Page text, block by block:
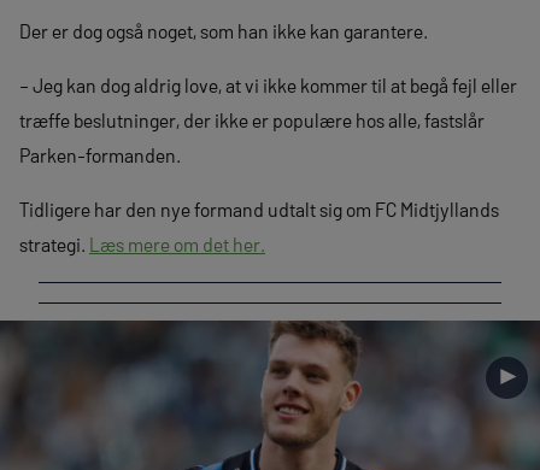
Der er dog også noget, som han ikke kan garantere.
– Jeg kan dog aldrig love, at vi ikke kommer til at begå fejl eller
træffe beslutninger, der ikke er populære hos alle, fastslår
Parken-formanden.
Tidligere har den nye formand udtalt sig om FC Midtjyllands
strategi. Læs mere om det her.
►